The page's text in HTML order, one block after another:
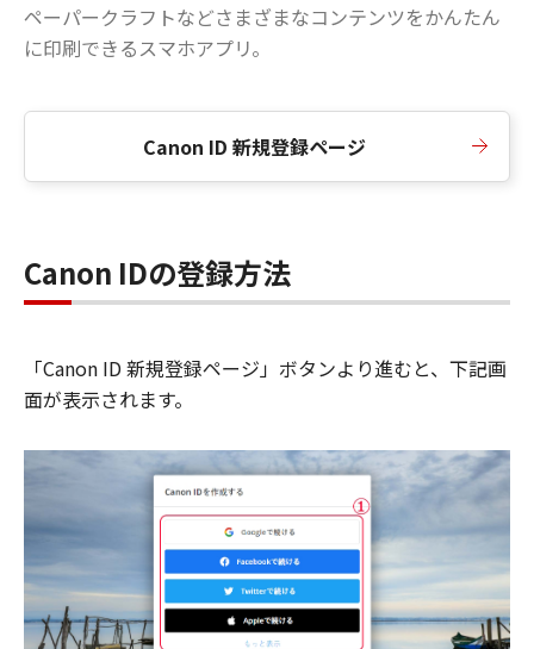
ペーパークラフトなどさまざまなコンテンツをかんたん
に印刷できるスマホアプリ。
Canon ID 新規登録ページ
Canon IDの登録方法
「Canon ID 新規登録ページ」ボタンより進むと、下記画
面が表示されます。